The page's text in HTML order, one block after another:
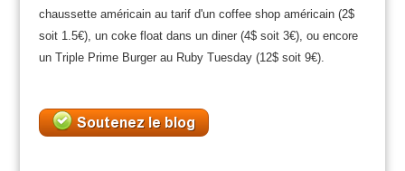
chaussette américain au tarif d'un coffee shop américain (2$
soit 1.5€), un coke float dans un diner (4$ soit 3€), ou encore
un Triple Prime Burger au Ruby Tuesday (12$ soit 9€).